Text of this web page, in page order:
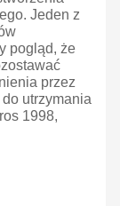
Jeden z
pogląd, że
przez
utrzymania
1998,